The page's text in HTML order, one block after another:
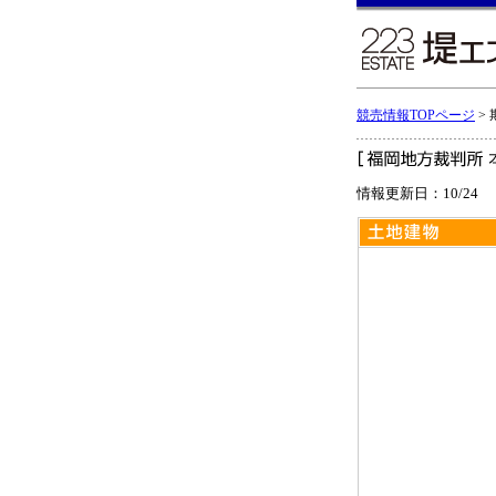
競売情報TOPページ >
情報更新日：10/24